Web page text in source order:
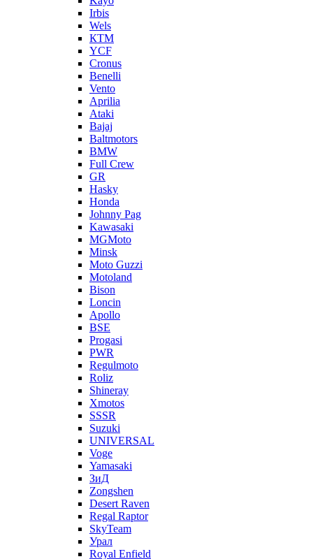
Irbis
Wels
КТМ
YCF
Cronus
Benelli
Vento
Aprilia
Ataki
Bajaj
Baltmotors
BMW
Full Crew
GR
Hasky
Honda
Johnny Pag
Kawasaki
MGMoto
Minsk
Moto Guzzi
Motoland
Bison
Loncin
Apollo
BSE
Progasi
PWR
Regulmoto
Roliz
Shineray
Xmotos
SSSR
Suzuki
UNIVERSAL
Voge
Yamasaki
ЗиД
Zongshen
Desert Raven
Regal Raptor
SkyTeam
Урал
Royal Enfield